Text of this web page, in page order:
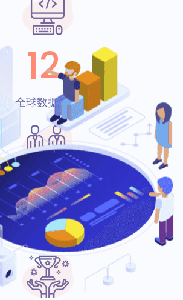
12 大
全球数据中心
15 ＋
运维人员